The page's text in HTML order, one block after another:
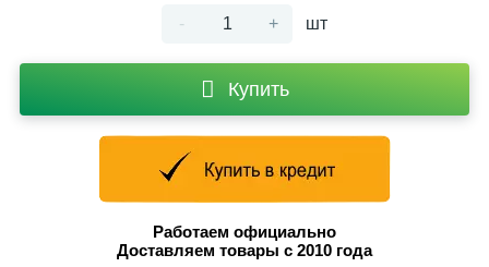
- + шт
Купить
Работаем официально
Доставляем товары с 2010 года